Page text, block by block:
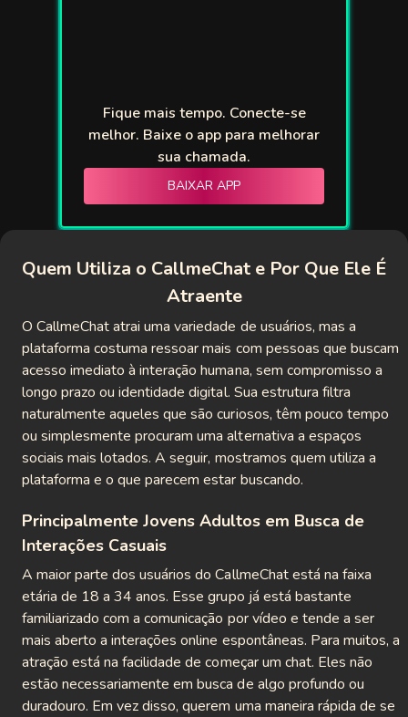
Fique mais tempo. Conecte-se
melhor. Baixe o app para melhorar
sua chamada.
BAIXAR APP
Quem Utiliza o CallmeChat e Por Que Ele É
Atraente
O CallmeChat atrai uma variedade de usuários, mas a
plataforma costuma ressoar mais com pessoas que buscam
acesso imediato à interação humana, sem compromisso a
longo prazo ou identidade digital. Sua estrutura filtra
naturalmente aqueles que são curiosos, têm pouco tempo
ou simplesmente procuram uma alternativa a espaços
sociais mais lotados. A seguir, mostramos quem utiliza a
plataforma e o que parecem estar buscando.
Principalmente Jovens Adultos em Busca de
Interações Casuais
A maior parte dos usuários do CallmeChat está na faixa
etária de 18 a 34 anos. Esse grupo já está bastante
familiarizado com a comunicação por vídeo e tende a ser
mais aberto a interações online espontâneas. Para muitos, a
atração está na facilidade de começar um chat. Eles não
estão necessariamente em busca de algo profundo ou
duradouro. Em vez disso, querem uma maneira rápida de se